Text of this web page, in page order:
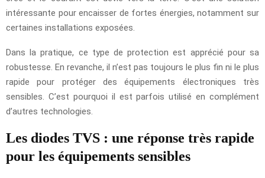
intéressante pour encaisser de fortes énergies, notamment sur
certaines installations exposées.
Dans la pratique, ce type de protection est apprécié pour sa
robustesse. En revanche, il n’est pas toujours le plus fin ni le plus
rapide pour protéger des équipements électroniques très
sensibles. C’est pourquoi il est parfois utilisé en complément
d’autres technologies.
Les diodes TVS : une réponse très rapide
pour les équipements sensibles